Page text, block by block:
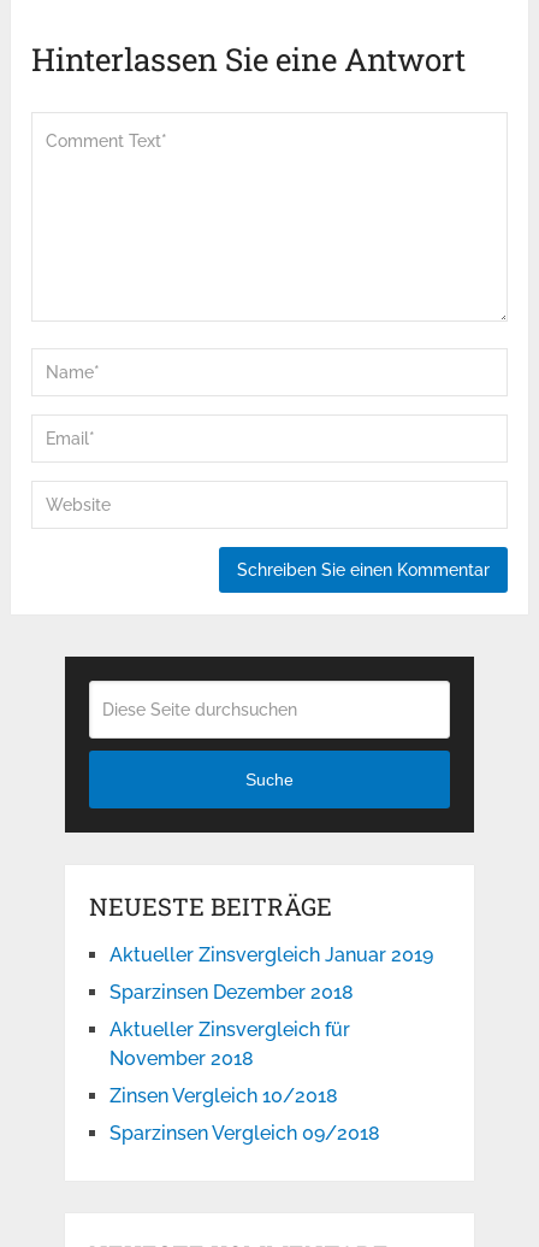
Hinterlassen Sie eine Antwort
Suche
NEUESTE BEITRÄGE
Aktueller Zinsvergleich Januar 2019
Sparzinsen Dezember 2018
Aktueller Zinsvergleich für
November 2018
Zinsen Vergleich 10/2018
Sparzinsen Vergleich 09/2018